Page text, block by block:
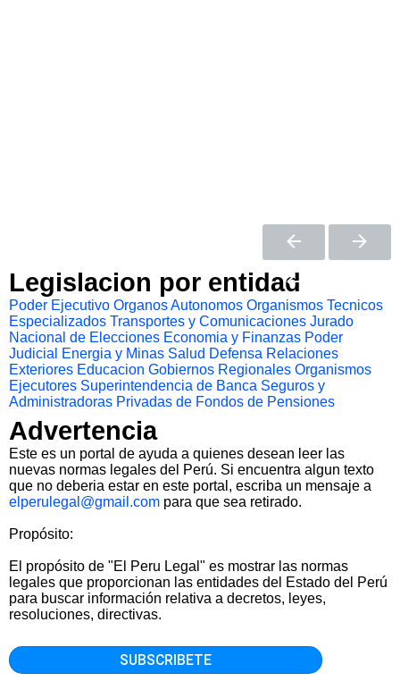
Legislacion por entidad
Poder Ejecutivo Organos Autonomos Organismos Tecnicos
Especializados Transportes y Comunicaciones Jurado
Nacional de Elecciones Economia y Finanzas Poder
Judicial
Energia y Minas Salud Defensa Relaciones
Exteriores Educacion Gobiernos Regionales Organismos
Ejecutores Superintendencia de Banca Seguros y
Administradoras Privadas de Fondos de Pensiones
Advertencia
Este es un portal de ayuda a quienes desean leer las
nuevas normas legales del Perú. Si encuentra algun texto
que no deberia estar en este portal, escriba un mensaje a
elperulegal@gmail.com para que sea retirado.
Propósito:
El propósito de "El Peru Legal" es mostrar las normas
legales que proporcionan las entidades del Estado del Perú
para buscar información relativa a decretos, leyes,
resoluciones, directivas.